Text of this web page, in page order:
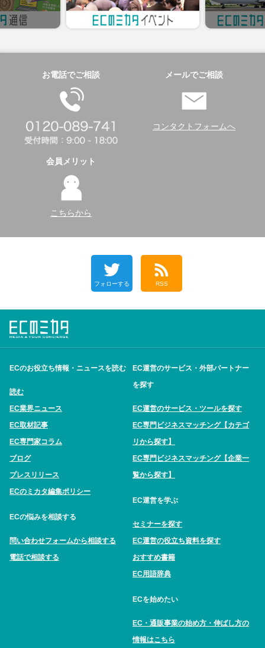
お電話でご相談 メールでご相談
コンタクトフォームへ
会員メリット
こちらから
フォローする RSS
ECのお役立ち情報・ニュースを読む
読む
EC業界ニュース
EC取材記事
EC専門家コラム
ブログ
プレスリリース
ECのミカタ編集ポリシー
ECの悩みを相談する
問い合わせフォームから相談する
電話で相談する
EC運営のサービス・外部パートナー
を探す
EC運営のサービス・ツールを探す
EC専門ビジネスマッチング【カテゴ
リから探す】
EC専門ビジネスマッチング【企業一
覧から探す】
EC運営を学ぶ
セミナーを探す
EC運営の役立ち資料を探す
おすすめ書籍
EC用語辞典
ECを始めたい
EC・通販事業の始め方・伸ばし方の
情報はこちら